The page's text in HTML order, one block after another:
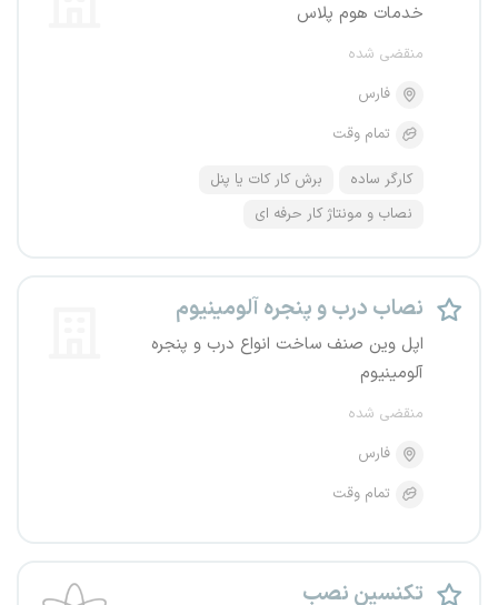
خدمات هوم پلاس
منقضی شده
فارس
تمام وقت
کارگر ساده
برش کار کات یا پنل
نصاب و مونتاژ کار حرفه ای
نصاب درب و پنجره آلومینیوم
اپل وین صنف ساخت انواع درب و پنجره
آلومینیوم
منقضی شده
فارس
تمام وقت
تکنسین نصب